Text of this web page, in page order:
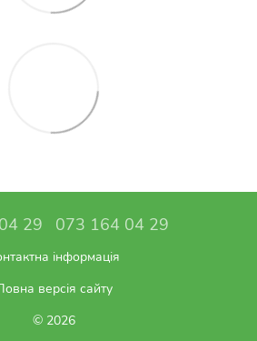
29 073 164 04 29
інформація
версія сайту
© 2026